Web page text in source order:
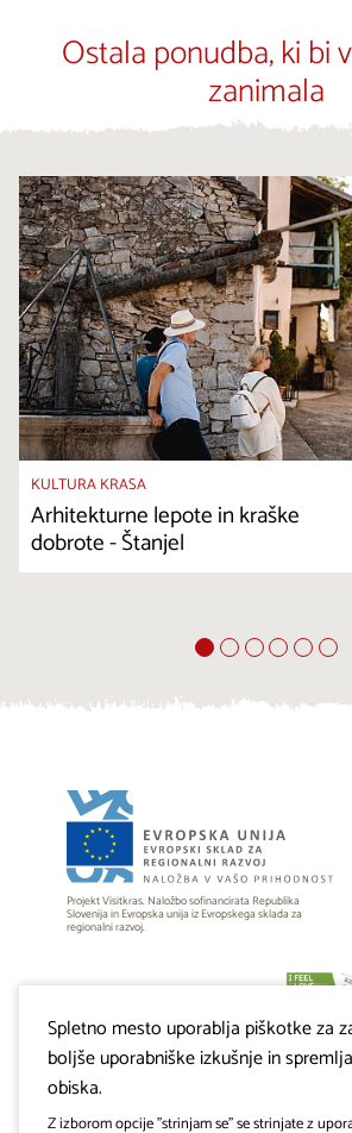
Ostala ponudba, ki bi
zanimala
KULTURA KRASA
Arhitekturne lepote in kraške
dobrote - Štanjel
Projekt Visitkras. Naložbo sofinancirata Republika
Slovenija in Evropska unija iz Evropskega sklada za
regionalni razvoj.
Spletno mesto uporablja piškotke za
boljše uporabniške izkušnje in
obiska.
Z izborom opcije "strinjam se" se strinjate z